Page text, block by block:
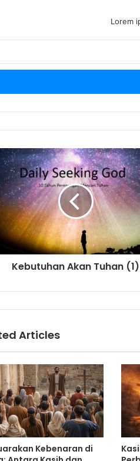
Lorem
Kebutuhan Akan Tuhan (1)
Articles
Kebenaran di